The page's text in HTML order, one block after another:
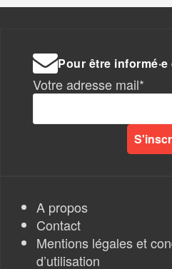
Pour être
Votre adresse mail*
A propos
Contact
Mentions légales et
d’utilisation